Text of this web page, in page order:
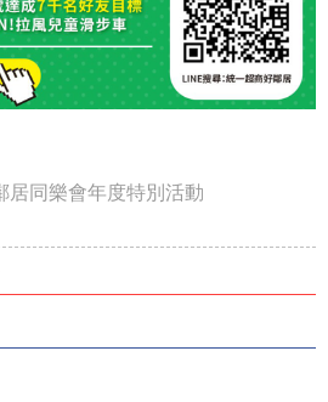
居同樂會年度特別活動